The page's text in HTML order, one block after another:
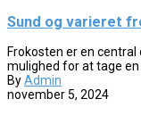
Sund og varieret
Frokosten er en
mulighed for at tage en
ByAdmin
november 5, 2024